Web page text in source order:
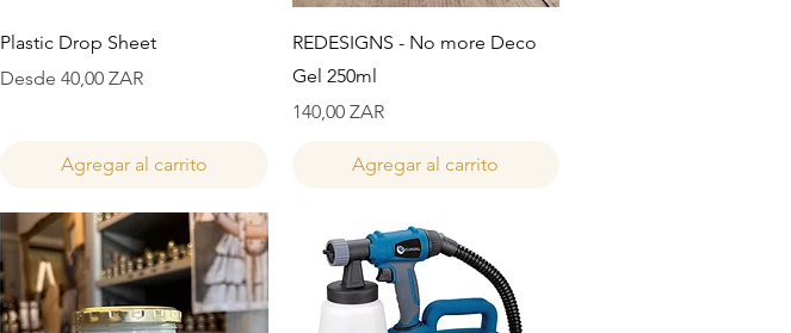
Vista rápida
Plastic Drop Sheet
Desde 40,00 ZAR
Precio de oferta
Agregar al carrito
Vista rápida
REDESIGNS - No more Deco
Gel 250ml
Precio
140,00 ZAR
Agregar al carrito